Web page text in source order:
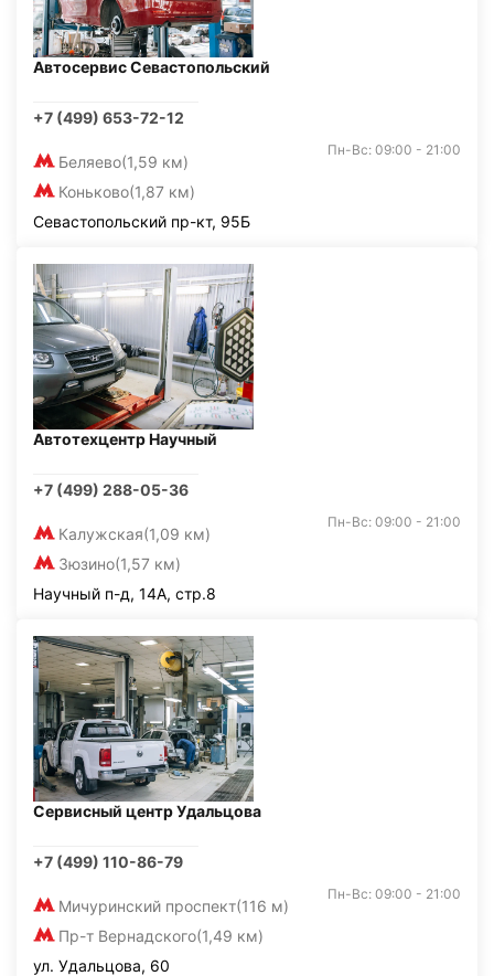
Автосервис Севастопольский
+7 (499) 653-72-12
Беляево(1,59 км)
Коньково(1,87 км)
Пн-Вс: 09:00 - 21:00
Севастопольский пр-кт, 95Б
Автотехцентр Научный
+7 (499) 288-05-36
Калужская(1,09 км)
Зюзино(1,57 км)
Пн-Вс: 09:00 - 21:00
Научный п-д, 14А, стр.8
Сервисный центр Удальцова
+7 (499) 110-86-79
Мичуринский проспект(116 м)
Пр-т Вернадского(1,49 км)
Пн-Вс: 09:00 - 21:00
ул. Удальцова, 60